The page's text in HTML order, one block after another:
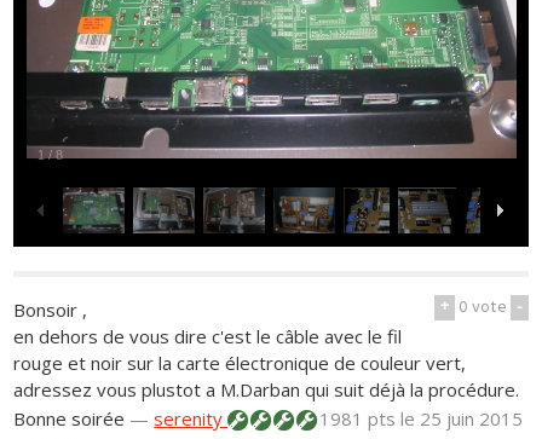
1 /8
+ 0vote -
Bonsoir ,
en dehors de vous dire c'est le câble avec le fil
rouge et noir sur la carte électronique de couleur vert,
adressez vous plustot a M.Darban qui suit déjà la procédure.
Bonne soirée —serenity 1981 ptsle 25 juin 2015